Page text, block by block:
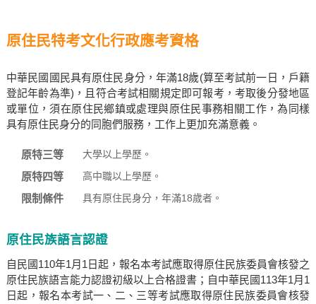
原住民特考文化行政應考資格
中華民國國民具有原住民身分，年滿18歲(算至考試前一日，戶籍
登記年齡為準)，且符合考試相關規定即可報考，考取後分發地區
或單位，須在原住民鄉鎮或處理與原住民事務相關工作，為同樣
具有原住民身分的同胞們服務，工作上更加充滿意義。
原特三等 大學以上學歷。
原特四等 高中職以上學歷。
限制條件 具有原住民身分，年滿18歲者。
原住民族語言認證
自民國110年1月1日起，報名本考試應取得原住民族委員會核發之
原住民族語言能力認證初級以上合格證書；自中華民國113年1月1
日起，報名本考試一、二、三等考試應取得原住民族委員會核發